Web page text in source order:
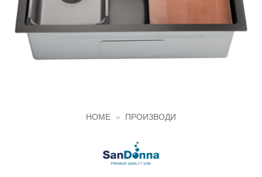
HOME » ПРОИЗВОДИ